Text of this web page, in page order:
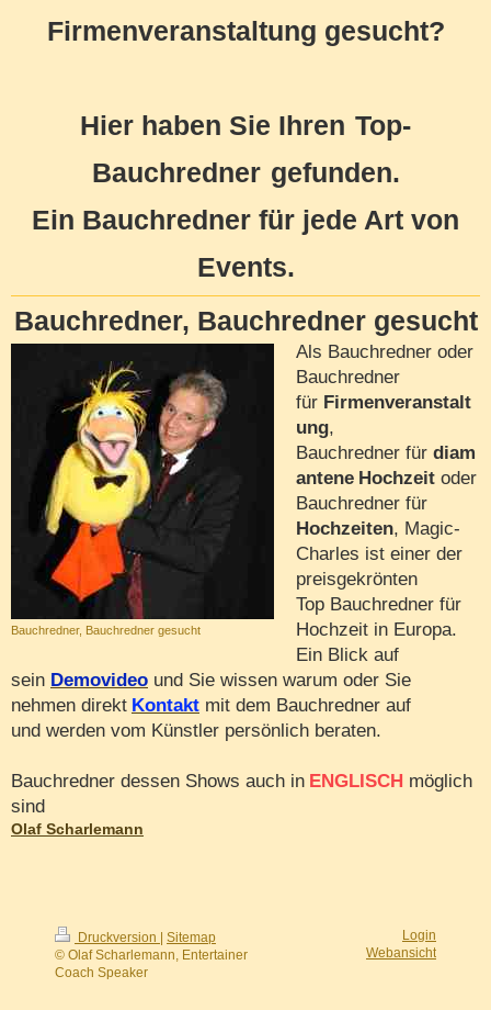
Firmenveranstaltung gesucht?
Hier haben Sie Ihren Top-
Bauchredner gefunden.
Ein Bauchredner für jede Art von
Events.
Bauchredner, Bauchredner gesucht
Bauchredner, Bauchredner gesucht
Als Bauchredner oder
Bauchredner
für Firmenveranstalt
ung,
Bauchredner für diam
antene Hochzeit oder
Bauchredner für
Hochzeiten, Magic-
Charles ist einer der
preisgekrönten
Top Bauchredner für
Hochzeit in Europa.
Ein Blick auf
sein Demovideo und Sie wissen warum oder Sie
nehmen direkt Kontakt mit dem Bauchredner auf
und werden vom Künstler persönlich beraten.
Bauchredner dessen Shows auch in ENGLISCH möglich
sind
Olaf Scharlemann
Druckversion | Sitemap
© Olaf Scharlemann, Entertainer
Coach Speaker
Login
Webansicht